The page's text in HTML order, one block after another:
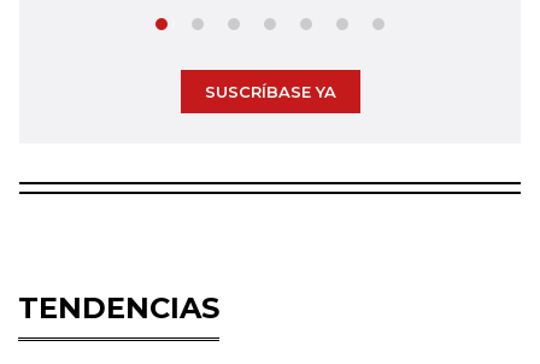
SUSCRÍBASE YA
TENDENCIAS